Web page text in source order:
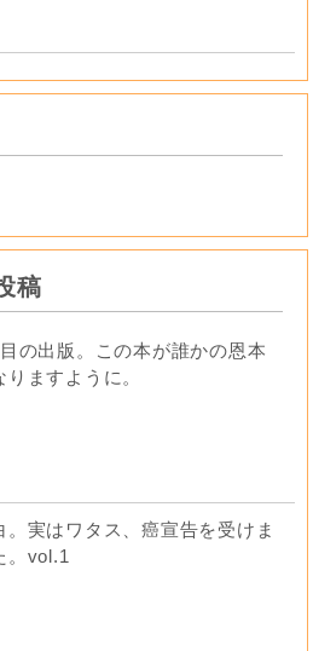
稿
の出版。この本が誰かの恩本
りますように。
。実はワタス、癌宣告を受けま
。vol.1